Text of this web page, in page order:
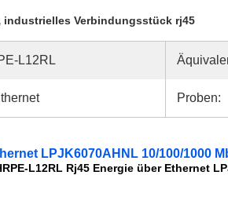
industrielles Verbindungsstück rj45
L12RL
Proben:
LPJK6070AHNL 10/100/1000
L12RL Rj45 Energie über Ethernet